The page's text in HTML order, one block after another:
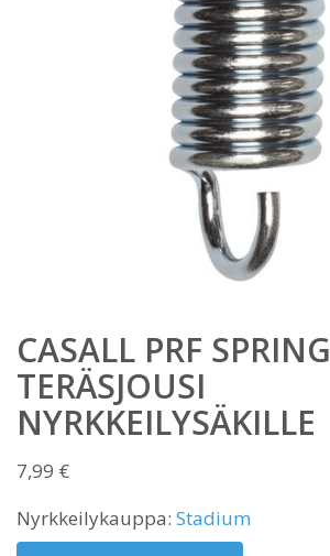
CASALL PRF SPRING
TERÄSJOUSI
NYRKKEILYSÄKILLE
7,99 €
Nyrkkeilykauppa: Stadium